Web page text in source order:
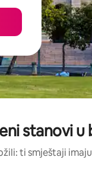
stanovi
ti smještaji